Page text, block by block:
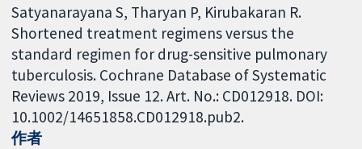
Satyanarayana S, Tharyan P, Kirubakaran R.
Shortened treatment regimens versus the
standard regimen for drug-sensitive pulmonary
tuberculosis. Cochrane Database of Systematic
Reviews 2019, Issue 12. Art. No.: CD012918. DOI:
10.1002/14651858.CD012918.pub2.
作者